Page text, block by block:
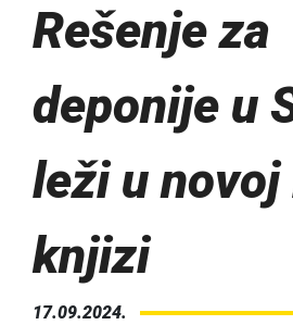
Rešenje za
deponije u
leži u novoj
knjizi
17.09.2024.